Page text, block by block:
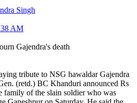
Singh
AM
Gajendra's death
tribute to NSG hawaldar Gajendra
(retd.) BC Khanduri announced Rs
family of the slain soldier who was